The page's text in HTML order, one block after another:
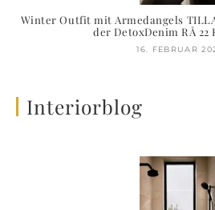
Winter Outfit mit Armedangels
der DetoxDenim RÅ
16. FEBRUAR
Interiorblog